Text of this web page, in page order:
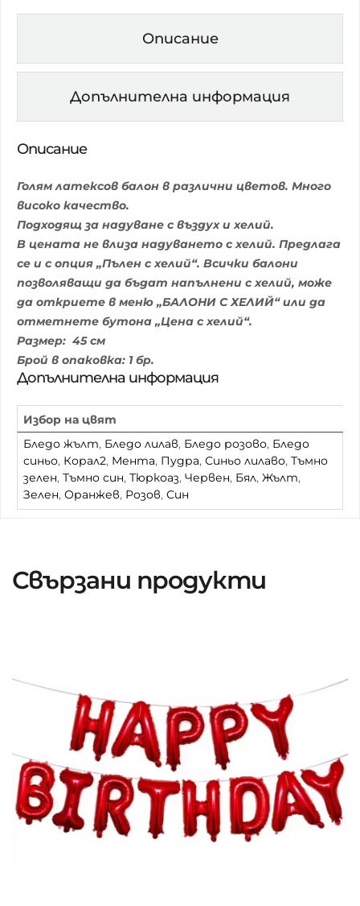
Описание
Допълнителна информация
Описание
Голям латексов балон в различни цветов. Много
високо качество.
Подходящ за надуване с въздух и хелий.
В цената не влиза надуването с хелий. Предлага
се и с опция „Пълен с хелий“. Всички балони
позволяващи да бъдат напълнени с хелий, може
да откриете в меню „БАЛОНИ С ХЕЛИЙ“ или да
отметнете бутона „Цена с хелий“.
Размер: 45 см
Брой в опаковка: 1 бр.
Допълнителна информация
Избор на цвят
Бледо жълт, Бледо лилав, Бледо розово, Бледо
синьо, Корал2, Мента, Пудра, Синьо лилаво, Тъмно
зелен, Тъмно син, Тюркоаз, Червен, Бял, Жълт,
Зелен, Оранжев, Розов, Син
Свързани продукти